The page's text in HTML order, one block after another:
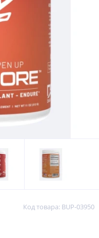
Код товара: BUP-03950